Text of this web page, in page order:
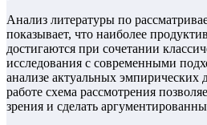
Анализ литературы по
показывает, что наиболее
достигаются при сочетании
исследования с современными
анализе актуальных
работе схема рассмотрения
зрения и сделать